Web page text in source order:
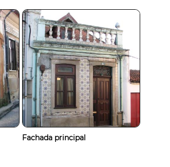
Fachada principal